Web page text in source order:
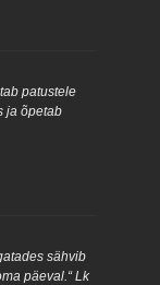
patustele
ja õpetab
sähvib
päeval.“ Lk